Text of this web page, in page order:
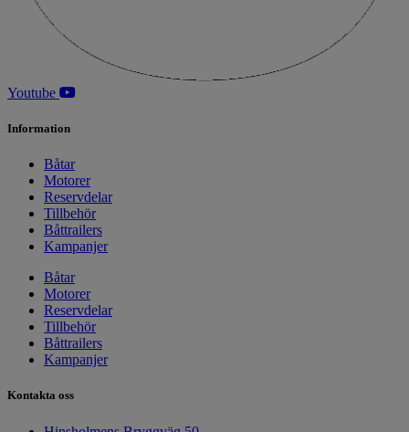
Youtube
Information
Båtar
Motorer
Reservdelar
Tillbehör
Båttrailers
Kampanjer
Båtar
Motorer
Reservdelar
Tillbehör
Båttrailers
Kampanjer
Kontakta oss